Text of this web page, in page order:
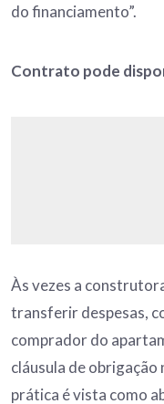
do financiamento”.
Contrato pode
Às vezes a
transferir despesas,
comprador do
cláusula de
prática é vista como